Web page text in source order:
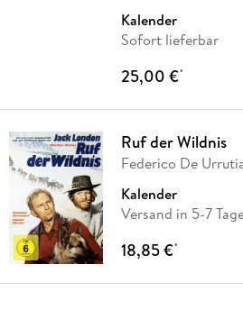
Kalender
Sofort lieferbar
25,00 €*
Ruf der Wildnis
Federico De
Kalender
Versand in 5-7
18,85 €*